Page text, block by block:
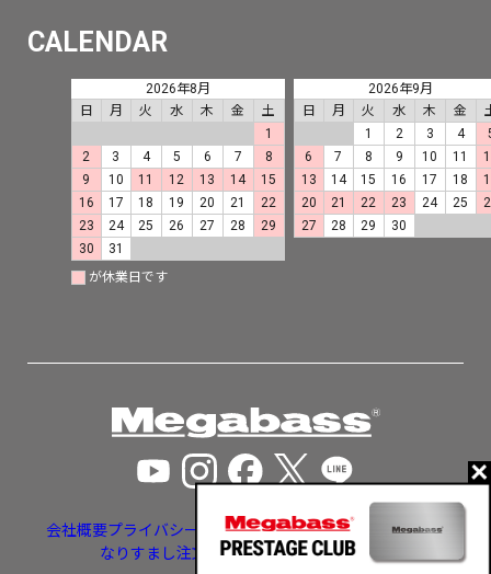
CALENDAR
2026年8月
日
月 火 水 木 金
土
1
2
3 4 5 6 7
8
9
10 11 12 13 14
15
16
17 18 19 20 21
22
23
24 25 26 27 28
29
30
31
2026年9月
日
月 火 水 木 金
1
2 3 4
6
7 8 9 10 11
13
14 15 16 17 18
20
21 22 23 24 25
27
28 29 30
が休業日です
会社概要プライバシーポリシー特定商取引法に基づく表示
なりすまし注文・いたずら注文等への対応